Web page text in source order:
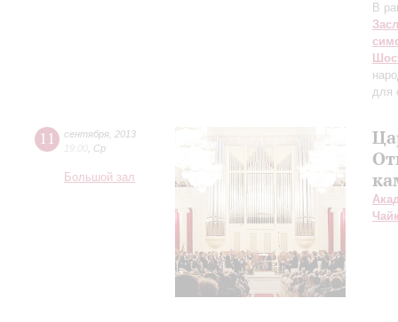
В
для
11 сентября 2013
19:00 Ср
Большой зал